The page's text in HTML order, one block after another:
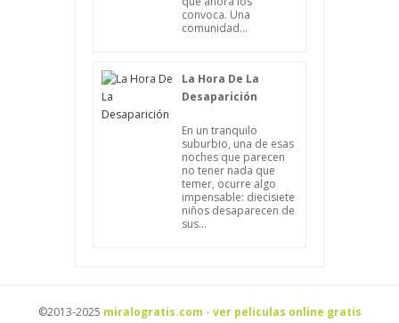
convoca. Una
comunidad...
La Hora De La
Desaparición
En un tranquilo
suburbio, una de esas
noches que parecen
no tener nada que
temer, ocurre algo
impensable: diecisiete
niños desaparecen de
sus...
©2013-2025 miralogratis.com - ver peliculas online gratis